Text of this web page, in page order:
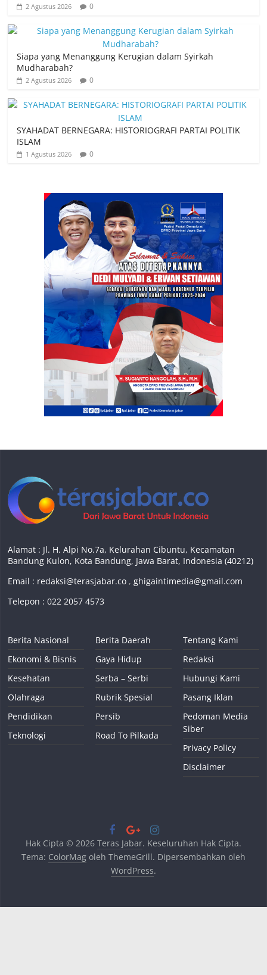
2 Agustus 2026 0
Siapa yang Menanggung Kerugian dalam Syirkah
Mudharabah?
2 Agustus 2026 0
SYAHADAT BERNEGARA: HISTORIOGRAFI PARTAI POLITIK
ISLAM
1 Agustus 2026 0
Alamat : Jl. H. Alpi No.7a, Kelurahan Cibuntu, Kecamatan
Bandung Kulon, Kota Bandung, Jawa Barat, Indonesia (40212)
Email : redaksi@terasjabar.co ,ghigaintimedia@gmail.com
Telepon : 022 2057 4573
Berita Nasional
Ekonomi & Bisnis
Kesehatan
Olahraga
Pendidikan
Teknologi
Berita Daerah
Gaya Hidup
Serba – Serbi
Rubrik Spesial
Persib
Road To Pilkada
Tentang Kami
Redaksi
Hubungi Kami
Pasang Iklan
Pedoman Media
Siber
Privacy Policy
Disclaimer
Hak Cipta © 2026 Teras Jabar. Keseluruhan Hak Cipta.
Tema: ColorMagoleh ThemeGrill. Dipersembahkan oleh
WordPress.